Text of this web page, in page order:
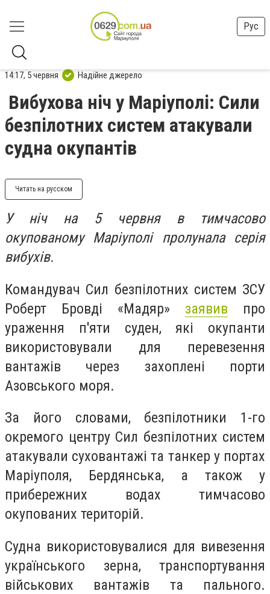
Рус
14:17, 5 червня Надійне джерело
Вибухова ніч у Маріуполі: Сили
безпілотних систем атакували
судна окупантів
Читать на русском
У ніч на 5 червня в тимчасово
окупованому Маріуполі пролунала серія
вибухів.
Командувач Сил безпілотних систем ЗСУ
Роберт Бровді «Мадяр» заявив про
ураження п'яти суден, які окупанти
використовували для перевезення
вантажів через захоплені порти
Азовського моря.
За його словами, безпілотники 1-го
окремого центру Сил безпілотних систем
атакували суховантажі та танкер у портах
Маріуполя, Бердянська, а також у
прибережних водах тимчасово
окупованих територій.
Судна використовувалися для вивезення
українського зерна, транспортування
військових вантажів та пального.